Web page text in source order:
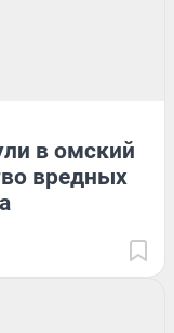
в омский
вредных